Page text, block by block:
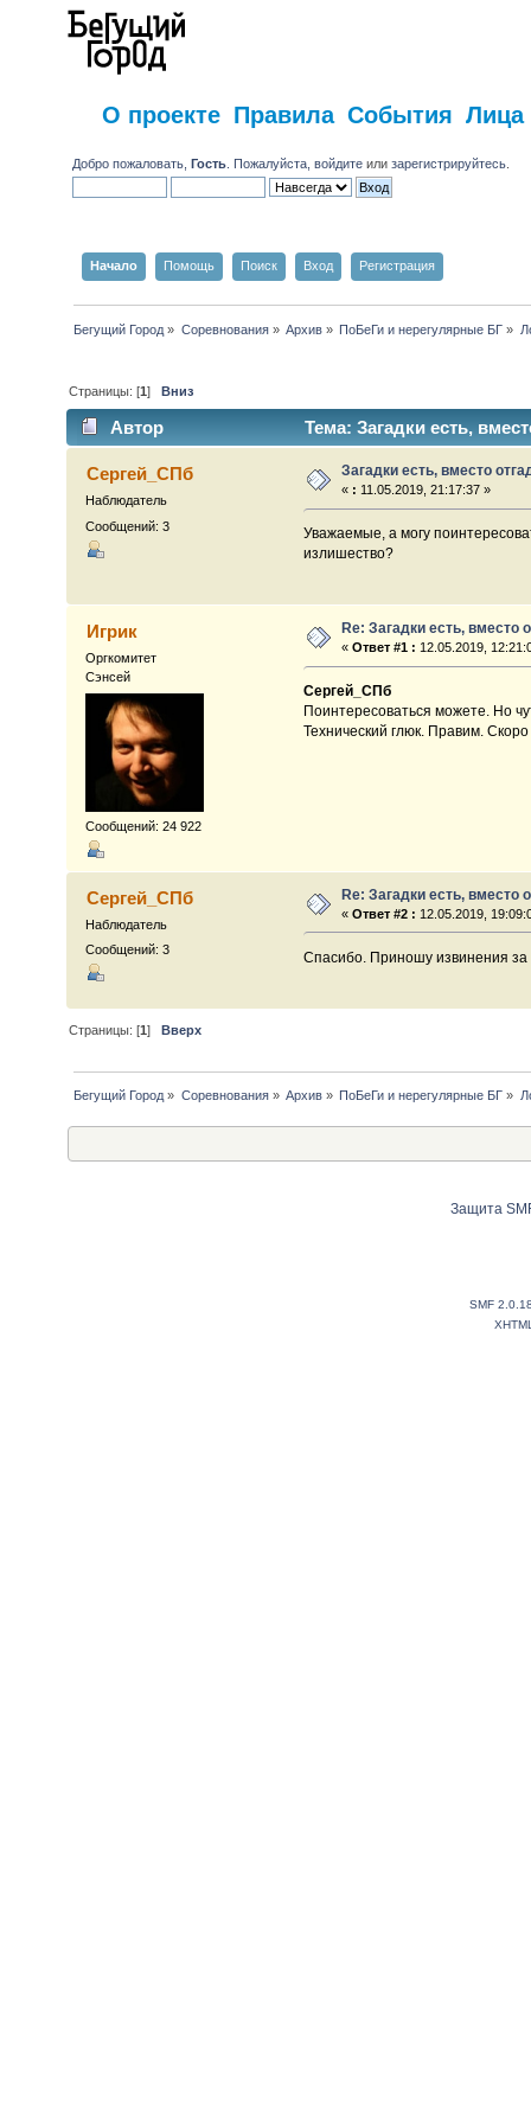
О проекте Правила События Лица
Добро пожаловать,Гость . Пожалуйста,войдите илизарегистрируйтесь
Начало Помощь Поиск Вход Регистрация
Бегущий Город » Соревнования» Архив » ПоБеГи и нерегулярные БГ »
Страницы: [1]Вниз
Автор Тема: Загадки есть,
Сергей_СПб
Наблюдатель
Сообщений: 3
Загадки есть, вместо
« : 11.05.2019, 21:17:37 »
Уважаемые, а могу
излишество?
Игрик
Оргкомитет
Сэнсей
Сообщений: 24 922
Re: Загадки есть, вместо
«Ответ #1 : 12.05.2019,
Сергей_СПб
Поинтересоваться можете. Но
Технический глюк. Правим. Скоро
Сергей_СПб
Наблюдатель
Сообщений: 3
Re: Загадки есть, вместо
«Ответ #2 : 12.05.2019,
Спасибо. Приношу извинения за
Страницы: [1]Вверх
Бегущий Город » Соревнования» Архив » ПоБеГи и нерегулярные БГ »
Защита
SMF